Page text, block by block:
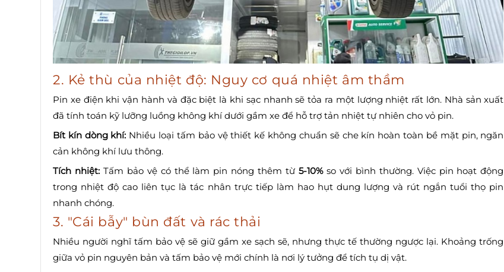
2. Kẻ thù của nhiệt độ: Nguy cơ quá nhiệt âm thầm
Pin xe điện khi vận hành và đặc biệt là khi sạc nhanh sẽ tỏa ra một lượng nhiệt rất lớn. Nhà sản xuất
đã tính toán kỹ lưỡng luồng không khí dưới gầm xe để hỗ trợ tản nhiệt tự nhiên cho vỏ pin.
Bít kín dòng khí: Nhiều loại tấm bảo vệ thiết kế không chuẩn sẽ che kín hoàn toàn bề mặt pin, ngăn
cản không khí lưu thông.
Tích nhiệt:Tấm bảo vệ có thể làm pin nóng thêm từ5-10%so với bình thường. Việc pin hoạt động
trong nhiệt độ cao liên tục là tác nhân trực tiếp làm hao hụt dung lượng và rút ngắn tuổi thọ pin
nhanh chóng.
3. "Cái bẫy" bùn đất và rác thải
Nhiều người nghĩ tấm bảo vệ sẽ giữ gầm xe sạch sẽ, nhưng thực tế thường ngược lại. Khoảng trống
giữa vỏ pin nguyên bản và tấm bảo vệ mới chính là nơi lý tưởng để tích tụ dị vật.